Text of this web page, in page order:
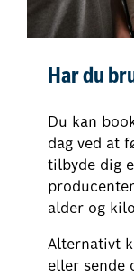
Har du
Du kan
dag ved at
tilbyde dig
alder og
Alternativt
eller sende